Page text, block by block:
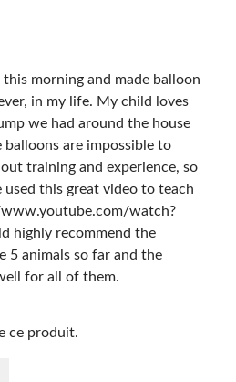
this morning and made balloon
in my life. My child loves
we had around the house
are impossible to
training and experience, so
used this great video to teach
watch?
highly recommend the
5 animals so far and the
for all of them.
ce produit.